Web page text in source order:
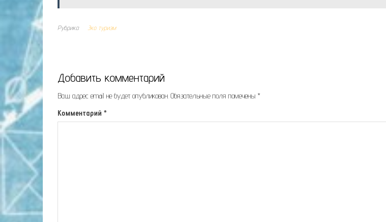
Рубрика Эко туризм
Добавить комментарий
Ваш адрес email не будет опубликован. Обязательные поля помечены *
Комментарий *